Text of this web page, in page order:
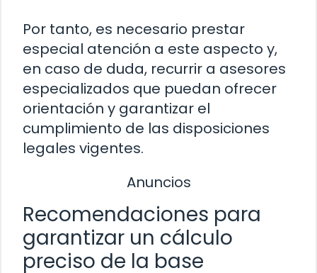
Por tanto, es necesario prestar
especial atención a este aspecto y,
en caso de duda, recurrir a asesores
especializados que puedan ofrecer
orientación y garantizar el
cumplimiento de las disposiciones
legales vigentes.
Anuncios
Recomendaciones para
garantizar un cálculo
preciso de la base